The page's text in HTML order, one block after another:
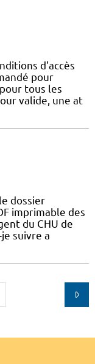
d'accès
pour
tous les
valide, une at
dossier
imprimable des
du CHU de
suivre a